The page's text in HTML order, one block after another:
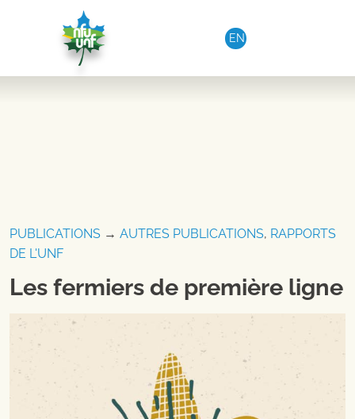
Aller au contenu
EN
PUBLICATIONS → AUTRES PUBLICATIONS, RAPPORTS
DE L'UNF
Les fermiers de première ligne